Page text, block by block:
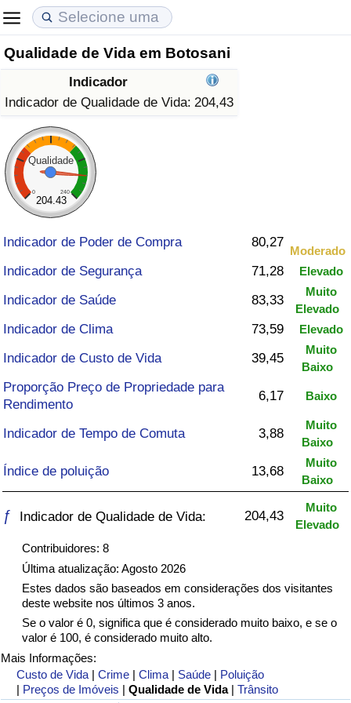
Qualidade de Vida em Botosani
Indicador
Indicador de Qualidade de Vida: 204,43
Qualidade
0 240
204.43
Indicador de Poder de Compra 80,27
Moderado
Indicador de Segurança 71,28 Elevado
Indicador de Saúde 83,33
Muito
Elevado
Indicador de Clima 73,59 Elevado
Indicador de Custo de Vida 39,45
Muito
Baixo
Proporção Preço de Propriedade para
Rendimento
6,17 Baixo
Indicador de Tempo de Comuta 3,88
Muito
Baixo
Índice de poluição 13,68
Muito
Baixo
ƒ Indicador de Qualidade de Vida: 204,43
Muito
Elevado
Contribuidores: 8
Última atualização: Agosto 2026
Estes dados são baseados em considerações dos visitantes
deste website nos últimos 3 anos.
Se o valor é 0, significa que é considerado muito baixo, e se o
valor é 100, é considerado muito alto.
Mais Informações:
Custo de Vida |Crime |Clima | Saúde | Poluição
| Preços de Imóveis |Qualidade de Vida |Trânsito
Custo de Vida
Indicador de Custo de Vida (Atual)
Indicador de Custo de Vida
Indicador de Custo de Vida Por País
em Aqaba
Preços de Imóveis
Indicador de Preços de Imóveis (Atual)
Indicador de Preços de Imóveis
Indicador de Preços de Imóveis por País
Qualidade de Vida
Indicador de Qualidade de Vida
Indicador de Qualidade de Vida (Atual)
Índice de qualidade de vida por país
Crime
Indicador de Crime
Saúde
Indicador de Poluição (Atual)
Índice de poluição
Indicador de Poluição por País
Trânsito